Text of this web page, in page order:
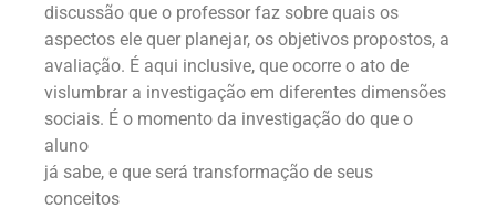
discussão que o professor faz sobre quais os
aspectos ele quer planejar, os objetivos propostos, a
avaliação. É aqui inclusive, que ocorre o ato de
vislumbrar a investigação em diferentes dimensões
sociais. É o momento da investigação do que o
aluno
já sabe, e que será transformação de seus
conceitos